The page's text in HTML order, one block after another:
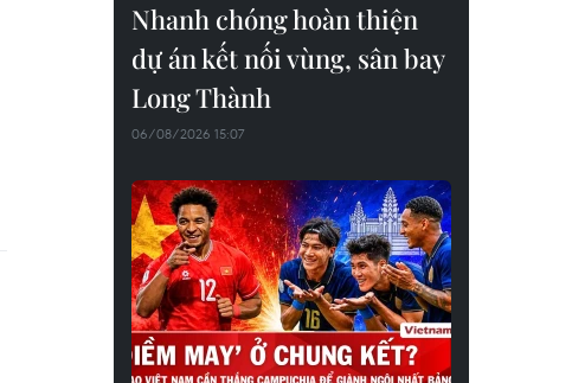
Nhanh chóng hoàn thiện
dự án kết nối vùng, sân bay
Long Thành
06/08/2026 15:07